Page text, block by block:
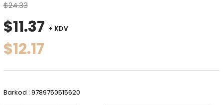
$24.33
$11.37 + KDV
$12.17
Barkod : 9789750515620